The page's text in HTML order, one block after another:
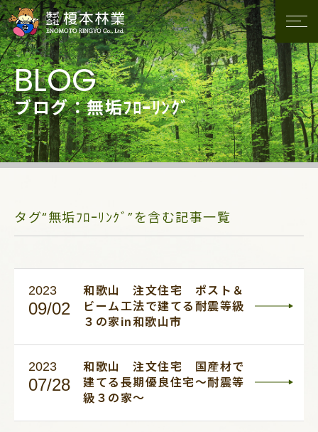
ブログ：無垢ﾌﾛｰﾘﾝｸﾞ
タグ“無垢ﾌﾛｰﾘﾝｸﾞ”を含む記事一覧
2023
09/02
和歌山 注文住宅 ポスト＆
ビーム工法で建てる耐震等級
３の家in和歌山市
2023
07/28
和歌山 注文住宅 国産材で
建てる長期優良住宅～耐震等
級３の家～